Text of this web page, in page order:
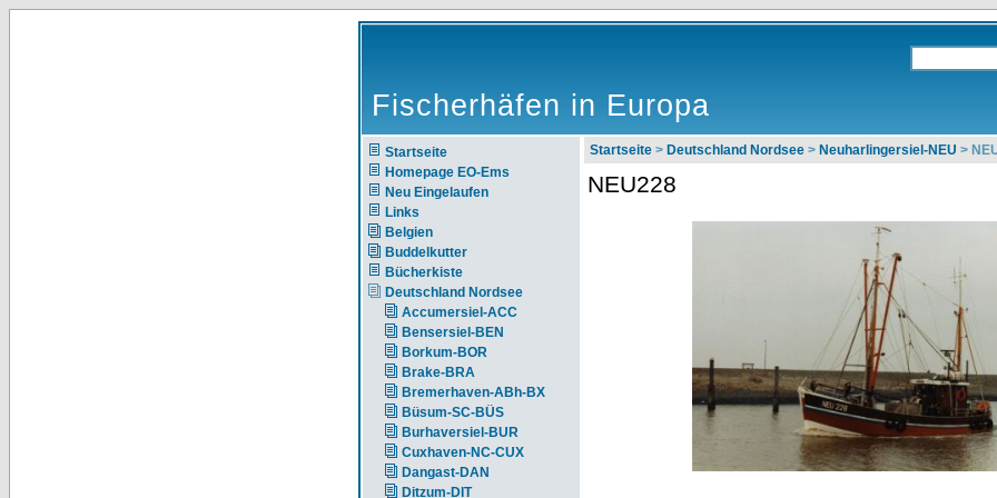
Fischerhäfen in Europa
Startseite
Homepage EO-Ems
Neu Eingelaufen
Links
Belgien
Buddelkutter
Bücherkiste
Deutschland Nordsee
Accumersiel-ACC
Bensersiel-BEN
Borkum-BOR
Brake-BRA
Bremerhaven-ABh-BX
Büsum-SC-BÜS
Burhaversiel-BUR
Cuxhaven-NC-CUX
Dangast-DAN
Ditzum-DIT
Startseite > Deutschland Nordsee > Neuharlingersiel-NEU >
NEU228